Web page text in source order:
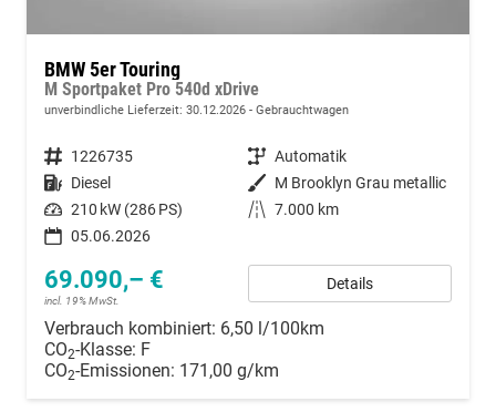
BMW 5er Touring
M Sportpaket Pro 540d xDrive
unverbindliche Lieferzeit: 30.12.2026 Gebrauchtwagen
Fahrzeugnummer 1226735 Getriebe Automatik
Kraftstoff Diesel Außenfarbe M Brooklyn Grau metallic
Leistung 210 kW (286 PS) Kilometerstand 7.000 km
05.06.2026
69.090,– €
incl. 19% MwSt.
Details
Verbrauch kombiniert: 6,50 l/100km
CO2-Klasse: F
CO2-Emissionen: 171,00 g/km